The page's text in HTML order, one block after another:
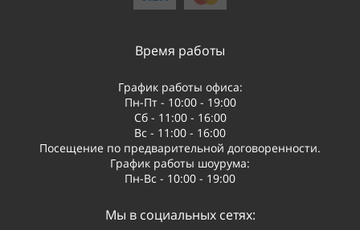
Время работы
График работы офиса:
Пн-Пт - 10:00 - 19:00
Сб - 11:00 - 16:00
Вс - 11:00 - 16:00
Посещение по предварительной договоренности.
График работы шоурума:
Пн-Вс - 10:00 - 19:00
Мы в социальных сетях: